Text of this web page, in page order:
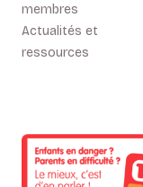
membres
Actualités et
ressources